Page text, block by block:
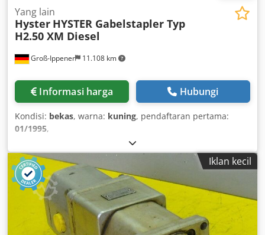
Groß-Ippener 11.108 km
Yang lain
Hyster HYSTER Gabelstapler Typ
H2.50 XM Diesel
Informasi harga Hubungi
Kondisi: bekas, warna: kuning, pendaftaran pertama:
01/1995,
Iklan kecil